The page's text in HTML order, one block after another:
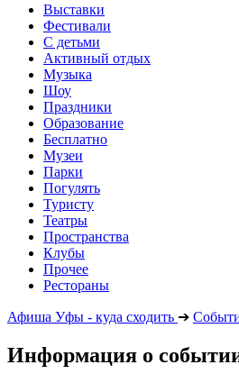
Выставки
Фестивали
С детьми
Активный отдых
Музыка
Шоу
Праздники
Образование
Бесплатно
Музеи
Парки
Погулять
Туристу
Театры
Пространства
Клубы
Прочее
Рестораны
Афиша Уфы - куда сходить ➔
Информация о